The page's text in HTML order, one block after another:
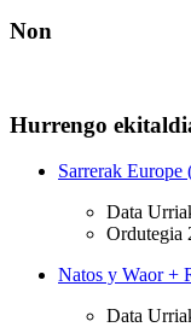
Non
Hurrengo
Sarrerak
Data
Ordutegia
Natos y Waor +
Data